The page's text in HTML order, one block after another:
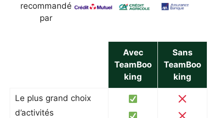
recommandé
par
Avec
TeamBoo
king
Sans
TeamBoo
king
Le plus grand choix
d’activités